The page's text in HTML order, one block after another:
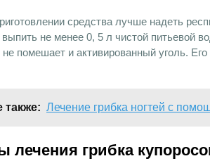
средства лучше надеть
выпить не менее 0, 5 л чистой питьевой
не помешает и активированный уголь.
также: Лечение грибка ногтей с
лечения грибка